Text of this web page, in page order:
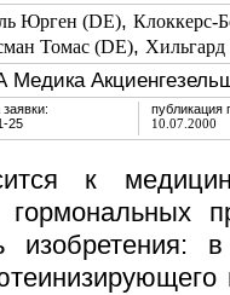
Юрген (DE), Клоккерс-
Томас (DE),
Медика
25
публикация
10.07.2000
к
в